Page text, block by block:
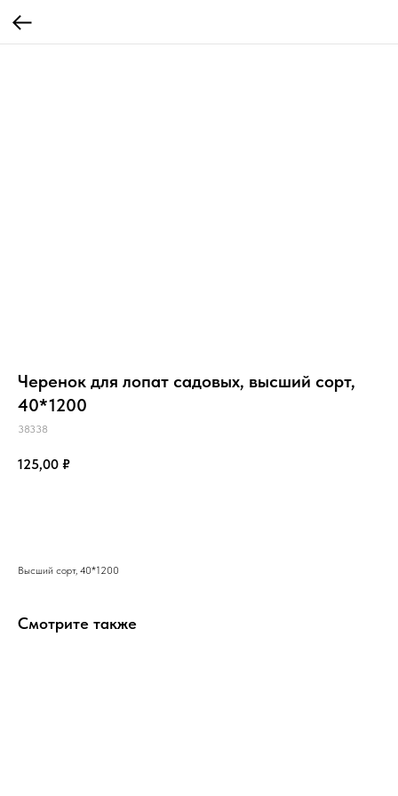
Черенок для лопат садовых, высший сорт,
40*1200
38338
125,00 ₽
Высший сорт, 40*1200
Смотрите также